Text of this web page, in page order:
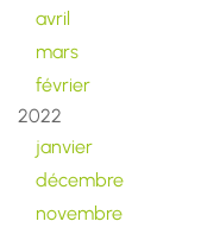
avril
mars
février
2022
janvier
décembre
novembre